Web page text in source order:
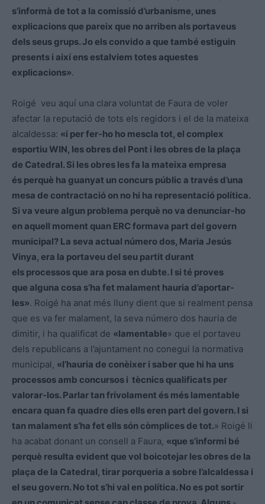
s’informà de tot a la comissió d’urbanisme, unes
explicacions que pareix que no arriben als portaveus
dels seus grups. Jo els convido a que també estiguin
presents i així ens estalviem totes aquestes
explicacions».
Roigé veu aquí una clara voluntat de Faura de voler
afectar la reputació de tots els regidors i el de la mateixa
alcaldessa: «i per fer-ho ho mescla tot, el complex
esportiu WIN, les obres del Pont i les obres de la plaça
de Catedral. Si les obres les fa la mateixa empresa
és perquè ha guanyat un concurs públic a través d’una
mesa de contractació on no hi ha representació política.
Si va veure algun problema perquè no va denunciar-ho
en aquell moment quan ERC formava part del govern
municipal? La seva actual número dos, Maria Jesús
Vinya, era la portaveu del seu partit durant
els processos que ara posa en dubte. I si té proves
que alguna cosa s’ha fet malament hauria d’aportar-
les». Roigé ha anat més lluny dient que si realment pensa
que es va fer malament, la seva número dos hauria de
dimitir, i ha qualificat de «lamentable» que el portaveu
dels republicans a l’ajuntament no conegui la normativa
municipal, «l’hauria de conèixer i saber que hi ha uns
processos amb concursos i tècnics qualificats per
valorar-los. Parlar tan frívolament és més lamentable
encara quan fa quadre dies ells eren part del govern. I si
tan malament s’ha fet ells són còmplices de tot.» Roigé li
ha acabat donant un consell a Faura, «que s’informi bé
perquè resulta evident que vol boicotejar les obres de la
plaça de la Catedral, tirar porqueria a sobre l’alcaldessa i
el seu govern. No tot s’hi val en política. No es pot sortir